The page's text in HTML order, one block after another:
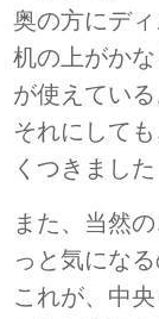
奥の方にデ
机の上がか
が使えてい
それにして
くつきました
また、当然
っと気にな
これが、中